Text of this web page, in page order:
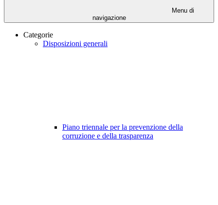
Menu di
navigazione
Categorie
Disposizioni generali
Piano triennale per la prevenzione della
corruzione e della trasparenza